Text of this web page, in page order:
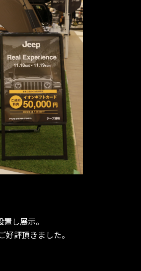
し展示。
評頂きました。